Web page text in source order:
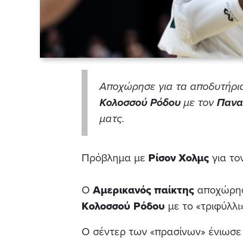
Αποχώρησε για τα
Κολοσσού Ρόδου με τον
ματς.
Πρόβλημα με Ρίσον Χολμς για
Ο Αμερικανός παίκτης
Κολοσσού Ρόδου με το
Ο σέντερ των «πρασίνων»